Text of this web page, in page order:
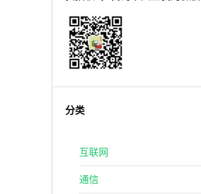
分类
互联网
通信